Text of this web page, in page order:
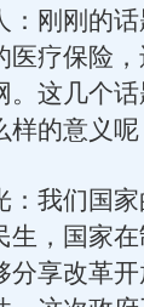
刚刚的话
医疗保险
。这几个
样的意义呢
我们国家
生，国家
分享改革